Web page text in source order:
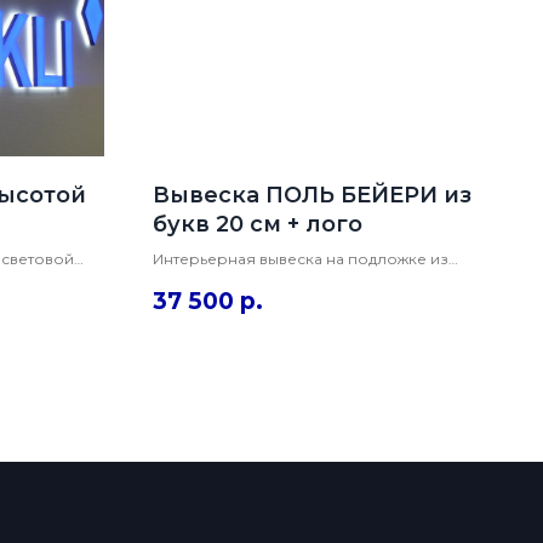
Оракал
Вывеска ПОЛЬ БЕЙЕРИ из
букв 20 см + лого
Интерьерная вывеска на подложке из
яркой торцевой подсветкой высотой
37 500 р.